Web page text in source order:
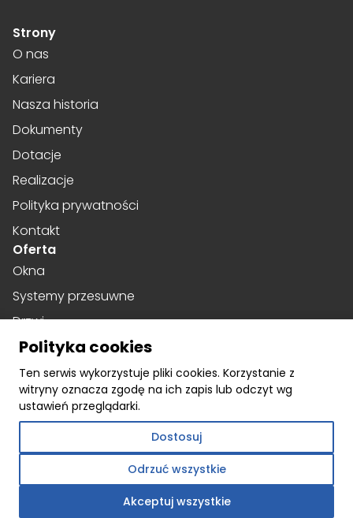
Polityka cookies
Ten serwis wykorzystuje pliki cookies. Korzystanie z
witryny oznacza zgodę na ich zapis lub odczyt wg
ustawień przeglądarki.
Dostosuj
Odrzuć wszystkie
Akceptuj wszystkie
Strony
O nas
Kariera
Nasza historia
Dokumenty
Dotacje
Realizacje
Polityka prywatności
Kontakt
Oferta
Okna
Systemy przesuwne
Drzwi
Drzwi harmonijkowe
Social media
Facebook
Instagram
©